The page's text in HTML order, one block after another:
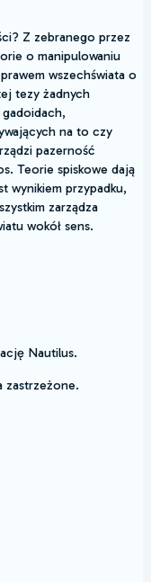
Z zebranego przez
o manipulowaniu
wszechświata o
tezy żadnych
na to czy
pazerność
Teorie spiskowe dają
wynikiem przypadku,
zarządza
wokół sens.
Nautilus.
zastrzeżone.